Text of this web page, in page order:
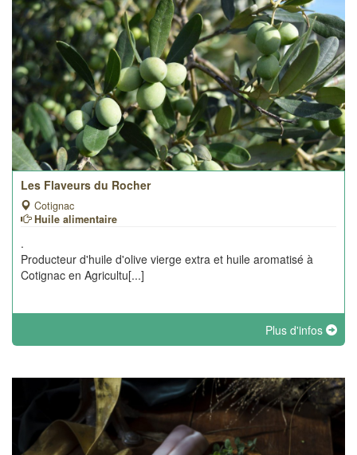
Les Flaveurs du Rocher
Cotignac
Huile alimentaire
.
Producteur d'huile d'olive vierge extra et huile aromatisé à
Cotignac en Agricultu[...]
Plus d'infos